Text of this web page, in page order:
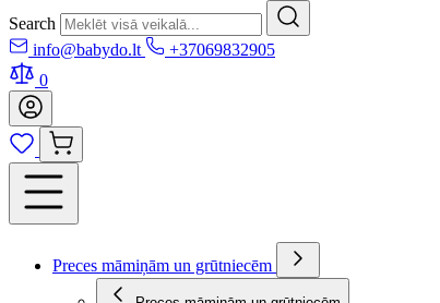
Search
info@babydo.lt
+37069832905
0
Preces māmiņām un grūtniecēm